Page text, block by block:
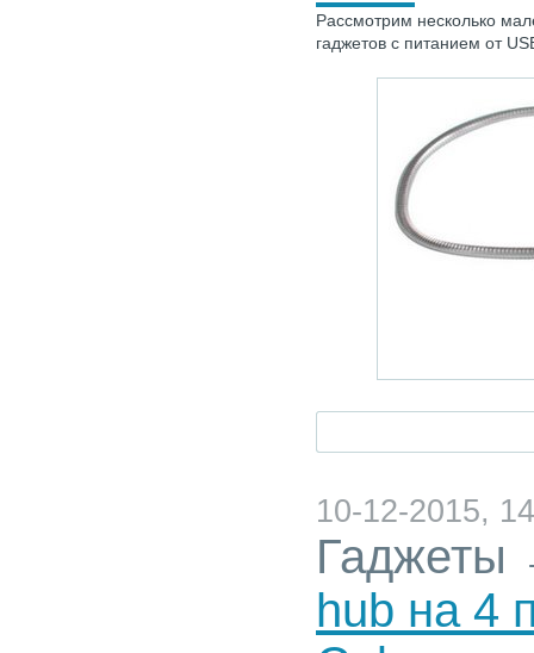
Рассмотрим несколько
гаджетов с питанием от
10-12-2015,
Гаджеты
hub на 4